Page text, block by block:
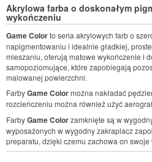
Akrylowa farba o doskonałym
wykończeniu
Game Colorto seria akrylowych farb o
napigmentowaniu i idealnie gładkiej,
mieszaniu, oferują matowe wykończenie i
samopoziomujące, które zapobiegają
malowanej powierzchni.
FarbyGame Colormożna nakładać
rozcieńczeniu można również użyć
FarbyGame Colorzamknięte są w
wyposażonych w wygodny zakraplacz
preparatu, dzięki czemu zachowa on swoje